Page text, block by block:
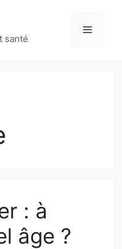
santé
Menu
: à
âge ?